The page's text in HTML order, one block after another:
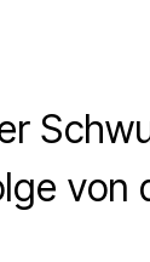
von